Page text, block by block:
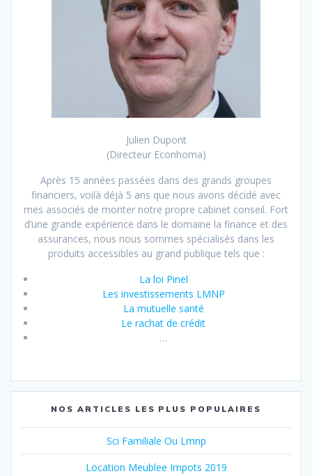
Julien Dupont
(Directeur Econhoma)
Après 15 années passées dans des grands groupes
financiers, voilà déjà 5 ans que nous avons décidé avec
mes associés de monter notre propre cabinet conseil. Fort
d’une grande expérience dans le domaine la finance et des
assurances, nous nous sommes spécialisés dans les
produits accessibles au grand publique tels que :
La loi Pinel
Les investissements LMNP
La mutuelle santé
Le rachat de crédit
…
NOS ARTICLES LES PLUS POPULAIRES
Sci Familiale Ou Lmnp
Location Meublee Impots 2019